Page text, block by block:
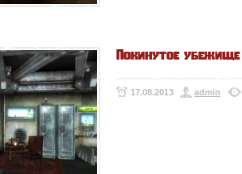
Покинутое убежище
17.08.2013 admin